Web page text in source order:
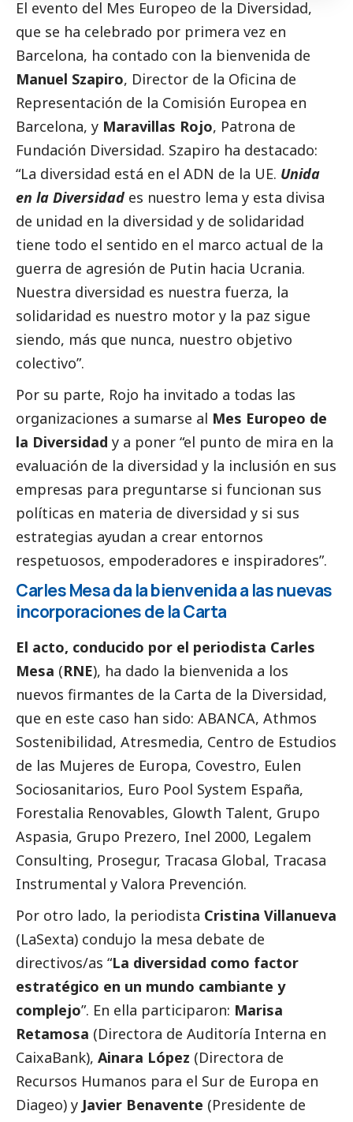
El evento del Mes Europeo de la Diversidad,
que se ha celebrado por primera vez en
Barcelona, ha contado con la bienvenida de
Manuel Szapiro, Director de la Oficina de
Representación de la Comisión Europea en
Barcelona, y Maravillas Rojo, Patrona de
Fundación Diversidad. Szapiro ha destacado:
“La diversidad está en el ADN de la UE. Unida
en la Diversidad es nuestro lema y esta divisa
de unidad en la diversidad y de solidaridad
tiene todo el sentido en el marco actual de la
guerra de agresión de Putin hacia Ucrania.
Nuestra diversidad es nuestra fuerza, la
solidaridad es nuestro motor y la paz sigue
siendo, más que nunca, nuestro objetivo
colectivo”.
Por su parte, Rojo ha invitado a todas las
organizaciones a sumarse al Mes Europeo de
la Diversidad y a poner “el punto de mira en la
evaluación de la diversidad y la inclusión en sus
empresas para preguntarse si funcionan sus
políticas en materia de diversidad y si sus
estrategias ayudan a crear entornos
respetuosos, empoderadores e inspiradores”.
Carles Mesa da la bienvenida a las nuevas
incorporaciones de la Carta
El acto, conducido por el periodista Carles
Mesa (RNE), ha dado la bienvenida a los
nuevos firmantes de la Carta de la Diversidad,
que en este caso han sido: ABANCA, Athmos
Sostenibilidad, Atresmedia, Centro de Estudios
de las Mujeres de Europa, Covestro, Eulen
Sociosanitarios, Euro Pool System España,
Forestalia Renovables, Glowth Talent, Grupo
Aspasia, Grupo Prezero, Inel 2000, Legalem
Consulting, Prosegur, Tracasa Global, Tracasa
Instrumental y Valora Prevención.
Por otro lado, la periodista Cristina Villanueva
(LaSexta) condujo la mesa debate de
directivos/as “La diversidad como factor
estratégico en un mundo cambiante y
complejo”. En ella participaron: Marisa
Retamosa (Directora de Auditoría Interna en
CaixaBank), Ainara López (Directora de
Recursos Humanos para el Sur de Europa en
Diageo) y Javier Benavente (Presidente de